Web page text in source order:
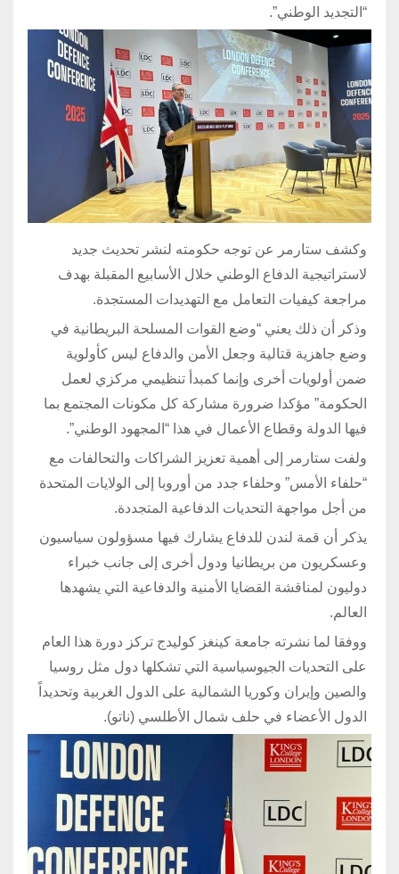
“التجديد الوطني”.
وكشف ستارمر عن توجه حكومته لنشر تحديث جديد
لاستراتيجية الدفاع الوطني خلال الأسابيع المقبلة بهدف
مراجعة كيفيات التعامل مع التهديدات المستجدة.
وذكر أن ذلك يعني “وضع القوات المسلحة البريطانية في
وضع جاهزية قتالية وجعل الأمن والدفاع ليس كأولوية
ضمن أولويات أخرى وإنما كمبدأ تنظيمي مركزي لعمل
الحكومة” مؤكدا ضرورة مشاركة كل مكونات المجتمع بما
فيها الدولة وقطاع الأعمال في هذا “المجهود الوطني”.
ولفت ستارمر إلى أهمية تعزيز الشراكات والتحالفات مع
“حلفاء الأمس” وحلفاء جدد من أوروبا إلى الولايات المتحدة
من أجل مواجهة التحديات الدفاعية المتجددة.
يذكر أن قمة لندن للدفاع يشارك فيها مسؤولون سياسيون
وعسكريون من بريطانيا ودول أخرى إلى جانب خبراء
دوليون لمناقشة القضايا الأمنية والدفاعية التي يشهدها
العالم.
ووفقا لما نشرته جامعة كينغز كوليدج تركز دورة هذا العام
على التحديات الجيوسياسية التي تشكلها دول مثل روسيا
والصين وإيران وكوريا الشمالية على الدول الغربية وتحديداً
الدول الأعضاء في حلف شمال الأطلسي (ناتو).